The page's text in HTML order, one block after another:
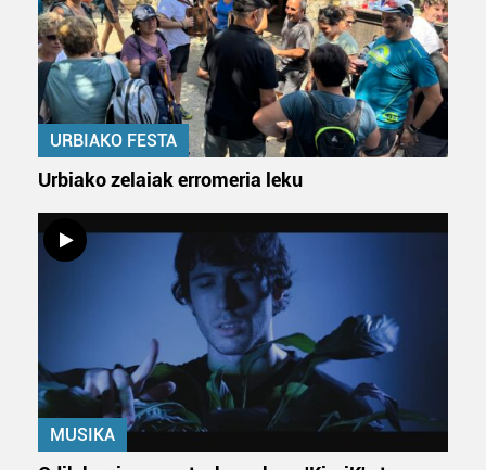
URBIAKO FESTA
Urbiako zelaiak erromeria leku
MUSIKA